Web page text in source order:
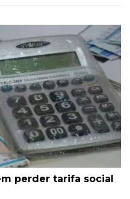
perder tarifa social